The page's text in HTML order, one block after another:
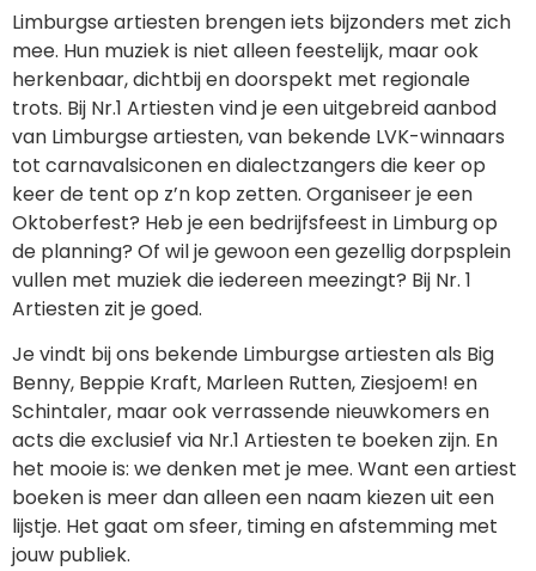
Limburgse artiesten brengen iets bijzonders met zich
mee. Hun muziek is niet alleen feestelijk, maar ook
herkenbaar, dichtbij en doorspekt met regionale
trots. Bij Nr.1 Artiesten vind je een uitgebreid aanbod
van Limburgse artiesten, van bekende LVK-winnaars
tot carnavalsiconen en dialectzangers die keer op
keer de tent op z’n kop zetten. Organiseer je een
Oktoberfest? Heb je een bedrijfsfeest in Limburg op
de planning? Of wil je gewoon een gezellig dorpsplein
vullen met muziek die iedereen meezingt? Bij Nr. 1
Artiesten zit je goed.
Je vindt bij ons bekende Limburgse artiesten als Big
Benny, Beppie Kraft, Marleen Rutten, Ziesjoem! en
Schintaler, maar ook verrassende nieuwkomers en
acts die exclusief via Nr.1 Artiesten te boeken zijn. En
het mooie is: we denken met je mee. Want een artiest
boeken is meer dan alleen een naam kiezen uit een
lijstje. Het gaat om sfeer, timing en afstemming met
jouw publiek.